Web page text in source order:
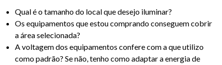
Qual é o tamanho do local que desejo iluminar?
Os equipamentos que estou comprando conseguem cobrir
a área selecionada?
A voltagem dos equipamentos confere com a que utilizo
como padrão? Se não, tenho como adaptar a energia de